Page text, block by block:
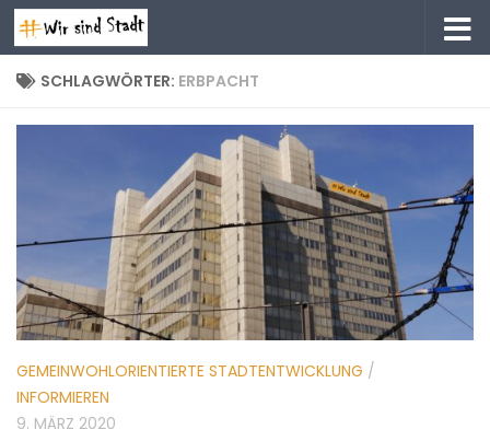
Zum Inhalt springen
SCHLAGWÖRTER: ERBPACHT
GEMEINWOHLORIENTIERTE STADTENTWICKLUNG /
INFORMIEREN
9. MÄRZ 2020